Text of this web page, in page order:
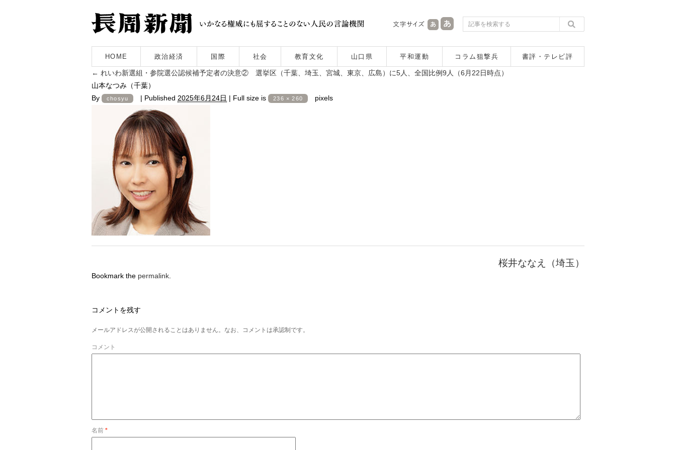
HOME 政治経済 国際 社会 教育文化 山口県 平和運動 コラム狙撃兵 書評・テレビ評
← れいわ新選組・参院選公認候補予定者の決意② 選挙区（千葉、埼玉、宮城、東京、広島）に5人、全国比例9人（6月22日時点）
山本なつみ（千葉）
By
chosyu | Published 2025年6月24日 | Full size is 236 × 260 pixels
桜井ななえ（埼玉）
Bookmark the permalink
コメントを残す
メールアドレスが公開されることはありません。なお、コメントは承認制です。
コメント
名前 *